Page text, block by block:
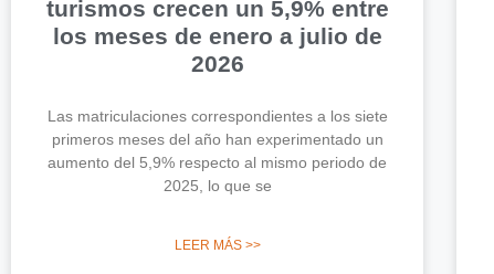
turismos crecen un 5,9% entre
los meses de enero a julio de
2026
Las matriculaciones correspondientes a los siete
primeros meses del año han experimentado un
aumento del 5,9% respecto al mismo periodo de
2025, lo que se
LEER MÁS >>